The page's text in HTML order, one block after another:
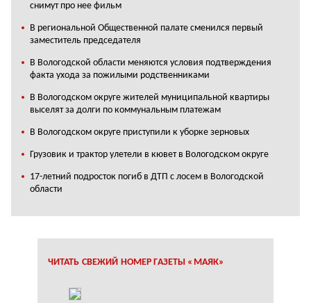
снимут про нее фильм
В региональной Общественной палате сменился первый
заместитель председателя
В Вологодской области меняются условия подтверждения
факта ухода за пожилыми родственниками
В Вологодском округе жителей муниципальной квартиры
выселят за долги по коммунальным платежам
В Вологодском округе приступили к уборке зерновых
Грузовик и трактор улетели в кювет в Вологодском округе
17-летний подросток погиб в ДТП с лосем в Вологодской
области
ЧИТАТЬ СВЕЖИЙ НОМЕР ГАЗЕТЫ «МАЯК»